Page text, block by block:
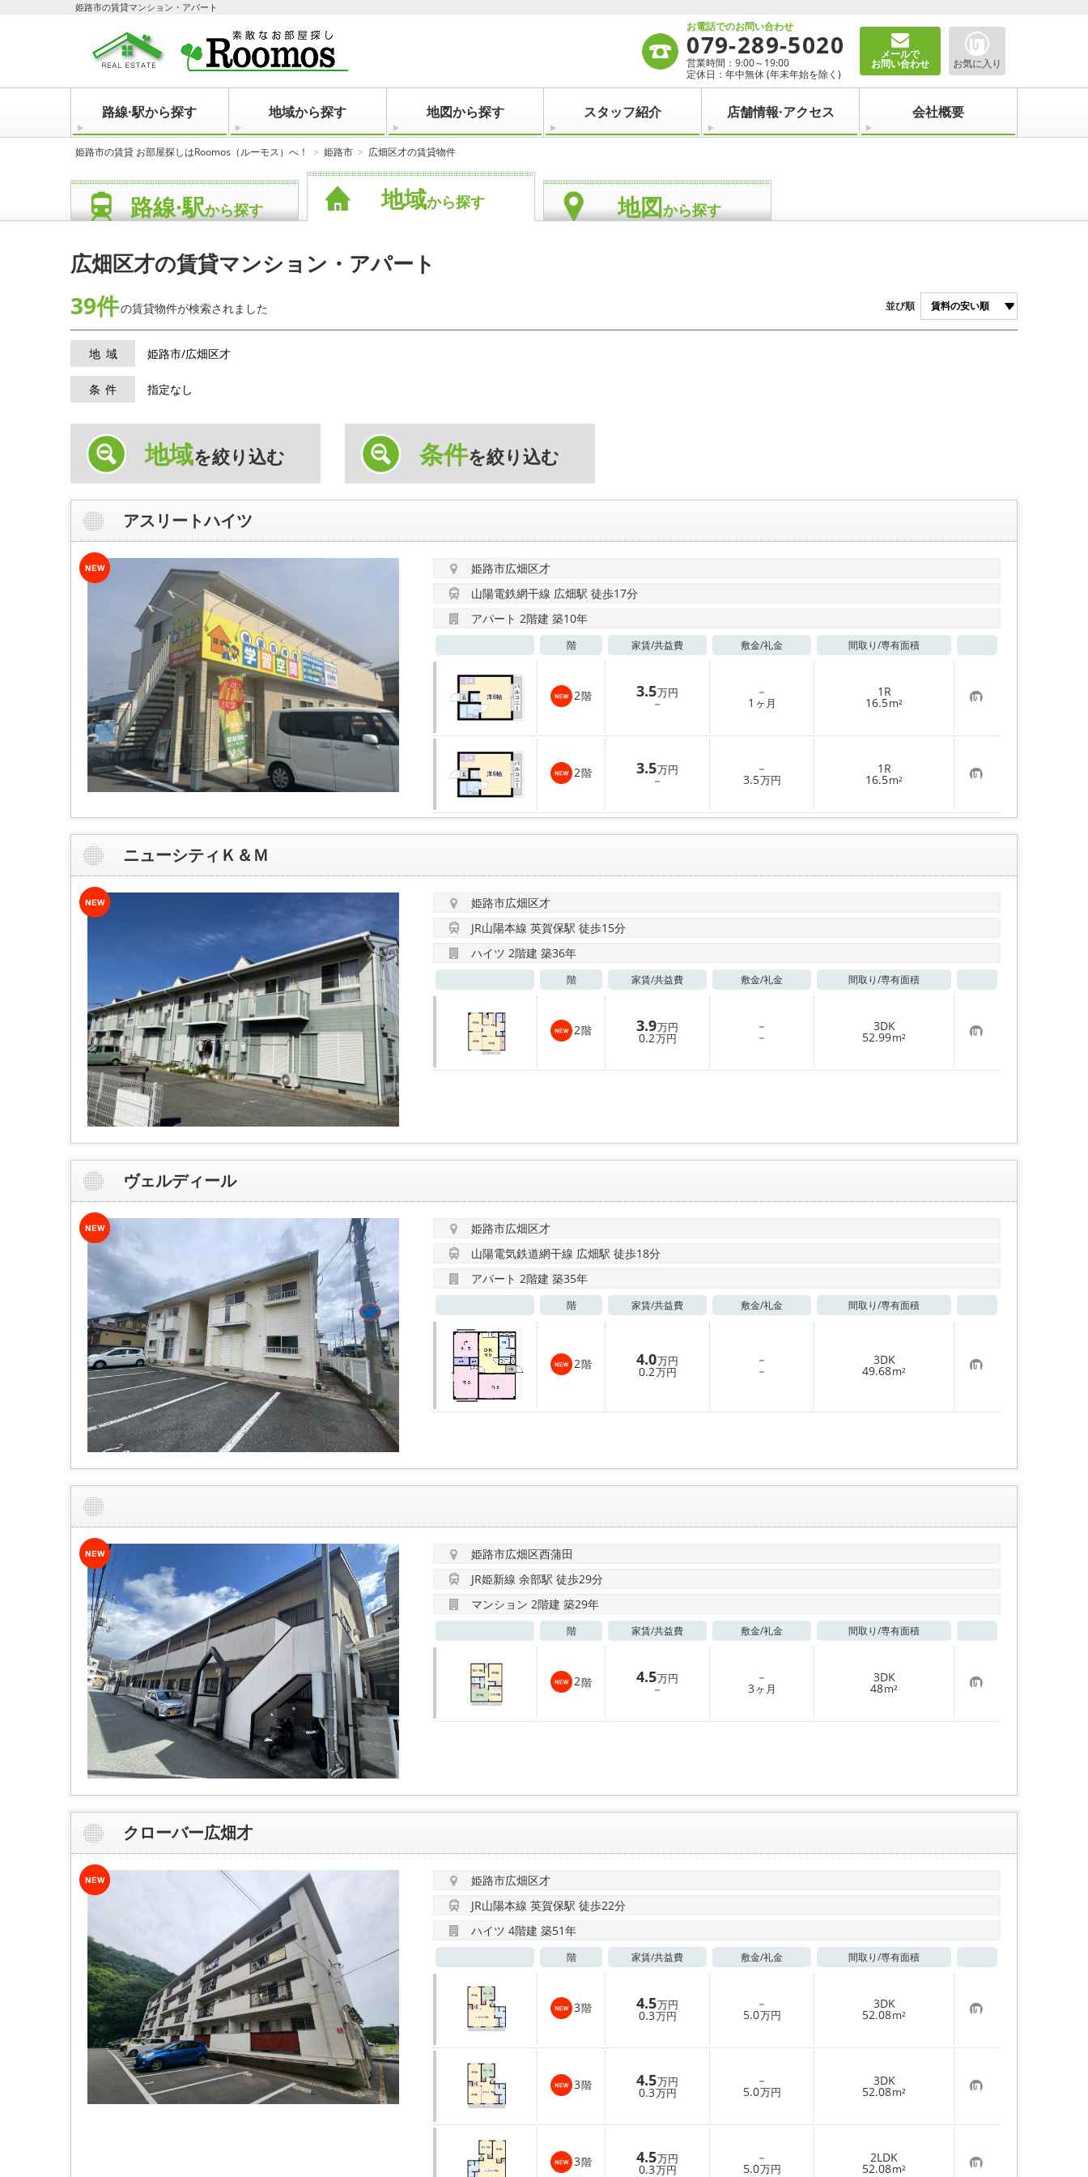
姫路市の賃貸マンション・アパート
お電話でのお問い合わせ
079-289-5020
営業時間：9:00～19:00
定休日：年中無休 (年末年始を除く)
メールで
お問い合わせ お気に入り
路線·駅から探す 地域から探す 地図から探す スタッフ紹介 店舗情報·アクセス 会社概要
姫路市の賃貸 お部屋探しはRoomos（ルーモス）へ！ 姫路市 広畑区才の賃貸物件
路線·駅から探す 地域から探す 地図から探す
広畑区才の賃貸マンション・アパート
39件の賃貸物件が検索されました 並び順
地域 姫路市/広畑区才
条件 指定なし
地域を絞り込む 条件を絞り込む
アスリートハイツ
姫路市広畑区才
山陽電鉄網干線 広畑駅 徒歩17分
アパート 2階建 築10年
階 家賃/共益費 敷金/礼金 間取り/専有面積
2階 3.5万円
－
－
1 ヶ月
1R
16.5m² お
気
に
入
り
登
録
2階 3.5万円
－
－
3.5万円
1R
16.5m² お
気
に
入
登
ニューシティＫ＆Ｍ
姫路市広畑区才
JR山陽本線 英賀保駅 徒歩15分
ハイツ 2階建 築36年
階 家賃/共益費 敷金/礼金 間取り/専有面積
2階 3.9万円
0.2万円
－
－
3DK
52.99m² お
気
に
入
ヴェルディール
姫路市広畑区才
山陽電気鉄道網干線 広畑駅 徒歩18分
アパート 2階建 築35年
階 家賃/共益費 敷金/礼金 間取り/専有面積
2階 4.0万円
0.2万円
－
－
3DK
49.68m² お
気
に
入
り
姫路市広畑区西蒲田
JR姫新線 余部駅 徒歩29分
マンション 2階建 築29年
階 家賃/共益費 敷金/礼金 間取り/専有面積
2階 4.5万円
－
－
3ヶ月
3DK
48m² お
気
に
入
クローバー広畑才
姫路市広畑区才
JR山陽本線 英賀保駅 徒歩22分
ハイツ 4階建 築51年
階 家賃/共益費 敷金/礼金 間取り/専有面積
3階 4.5万円
0.3万円
－
5.0万円
3DK
52.08m² お
気
に
入
り
登
録
3階 4.5万円
0.3万円
－
5.0万円
3DK
52.08m² お
気
に
入
り
登
録
3階 4.5万円
0.3万円
－
5.0万円
2LDK
52.08m² お